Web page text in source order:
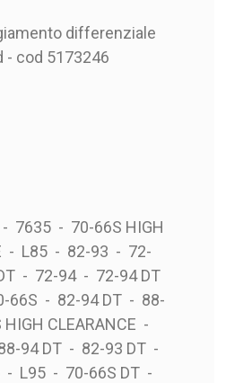
differenziale
- cod 5173246
7635 - 70-66S HIGH
- L85 - 82-93 - 72-
- 72-94 - 72-94 DT
66S - 82-94 DT - 88-
CLEARANCE -
94 DT - 82-93 DT -
- L95 - 70-66S DT -